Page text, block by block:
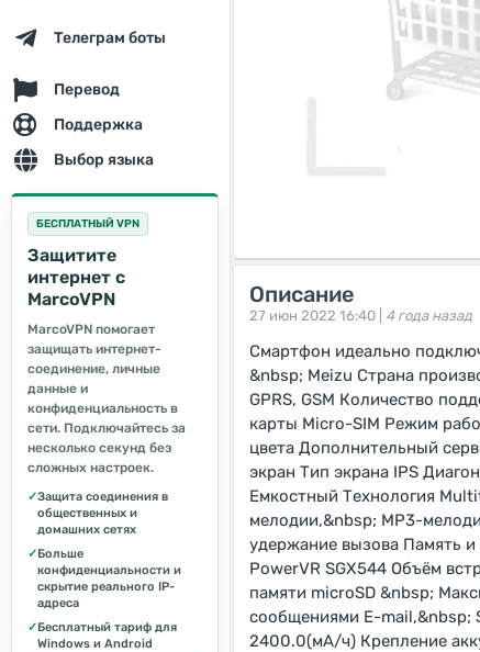
Телеграм боты
Перевод
Поддержка
Выбор языка
БЕСПЛАТНЫЙ VPN
Защитите
интернет с
MarcoVPN
MarcoVPN помогает
защищать интернет-
соединение, личные
данные и
конфиденциальность в
сети. Подключайтесь за
несколько секунд без
сложных настроек.
✓Защита соединения в
общественных и
домашних сетях
✓Больше
конфиденциальности и
скрытие реального IP-
адреса
✓Бесплатный тариф для
Windows и Android
Описание
27 июн 2022 16:40 | 4 года назад
Смартфон идеально
&nbsp; Meizu Страна
GPRS, GSM Количество
карты Micro-SIM Режим
цвета Дополнительный
экран Тип экрана IPS
Емкостный Технология
мелодии,&nbsp; MP3-
удержание вызова Память
PowerVR SGX544 Объём
памяти microSD &nbsp;
сообщениями E-mail,&nbsp;
2400.0(мА/ч) Крепление